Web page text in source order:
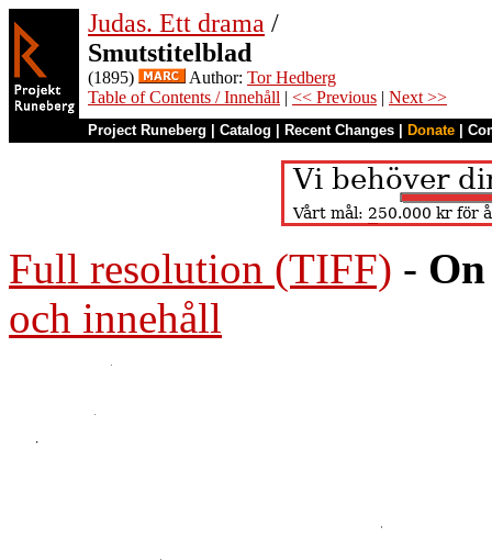
Judas. Ett drama /
Smutstitelblad
(1895) Author: Tor Hedberg
Table of Contents / Innehåll | << Previous | Next >>
Project Runeberg Catalog Recent Changes Donate
Full resolution (TIFF) -
och innehåll